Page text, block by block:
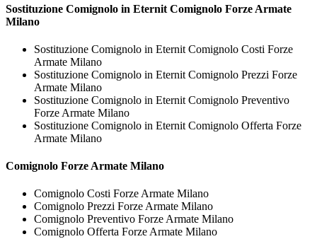
Sostituzione Comignolo in Eternit Comignolo Forze Armate
Milano
Sostituzione Comignolo in Eternit Comignolo Costi Forze
Armate Milano
Sostituzione Comignolo in Eternit Comignolo Prezzi Forze
Armate Milano
Sostituzione Comignolo in Eternit Comignolo Preventivo
Forze Armate Milano
Sostituzione Comignolo in Eternit Comignolo Offerta Forze
Armate Milano
Comignolo Forze Armate Milano
Comignolo Costi Forze Armate Milano
Comignolo Prezzi Forze Armate Milano
Comignolo Preventivo Forze Armate Milano
Comignolo Offerta Forze Armate Milano